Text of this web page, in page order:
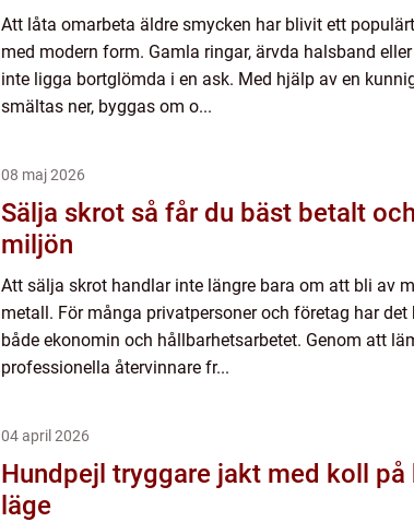
Att låta omarbeta äldre smycken har blivit ett
med modern form. Gamla ringar, ärvda halsband
inte ligga bortglömda i en ask. Med hjälp av en
smältas ner, byggas om o...
08 maj 2026
Sälja skrot så får du bäst betalt och gör nytta för
miljön
Att sälja skrot handlar inte längre bara om att bli av
metall. För många privatpersoner och företag har
både ekonomin och hållbarhetsarbetet. Genom att
professionella återvinnare fr...
04 april 2026
Hundpejl tryggare jakt med koll på hunden i varje
läge